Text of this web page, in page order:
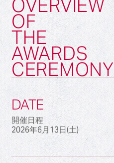
OVERVIEW
OF
THE
AWARDS
CEREMONY
DATE
開催日程
2026年6月13日(土)